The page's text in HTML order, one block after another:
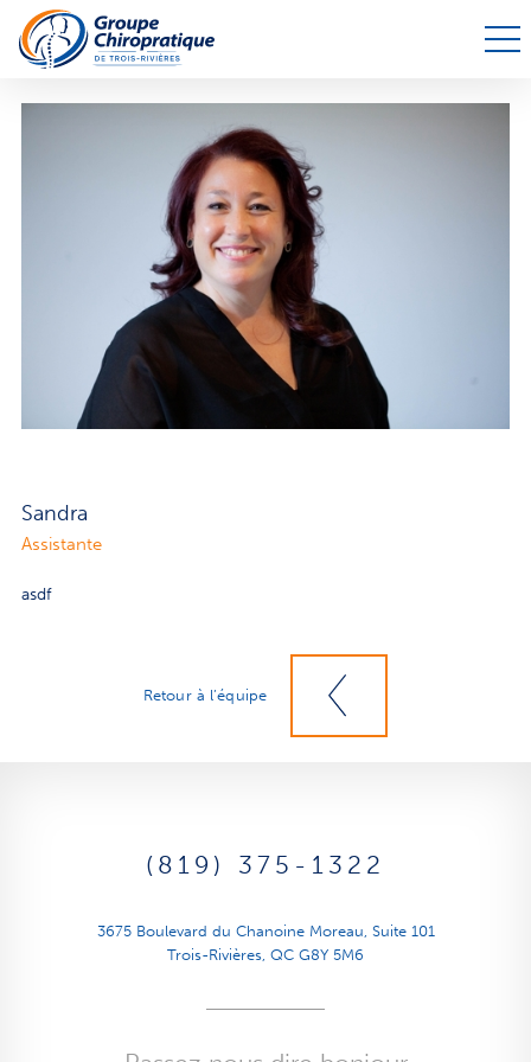
Sandra
Assistante
asdf
Retour à l’équipe
(819) 375-1322
3675 Boulevard du Chanoine Moreau, Suite 101
Trois-Rivières, QC G8Y 5M6